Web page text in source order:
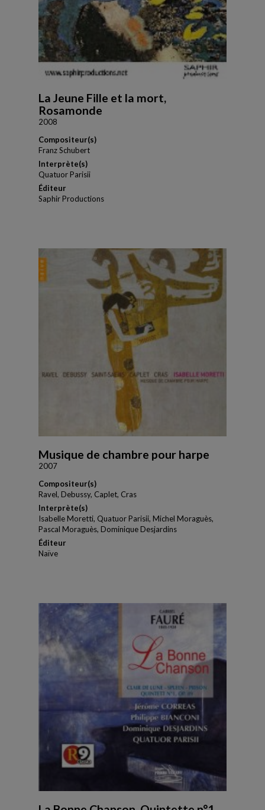
La Jeune Fille et la mort,
Rosamonde
2008
Compositeur(s)
Franz Schubert
Interprète(s)
Quatuor Parisii
Éditeur
Saphir Productions
Musique de chambre pour harpe
2007
Compositeur(s)
Ravel, Debussy, Caplet, Cras
Interprète(s)
Isabelle Moretti, Quatuor Parisii, Michel Moraguès,
Pascal Moraguès, Dominique Desjardins
Éditeur
Naïve